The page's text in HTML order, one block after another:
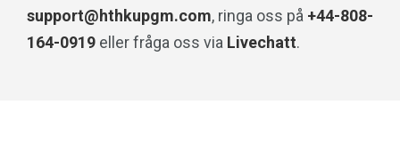
support@hthkupgm.com, ringa oss på +44-808-
164-0919 eller fråga oss via Livechatt.